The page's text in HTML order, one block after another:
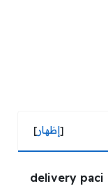
[إظهار]
طريقة استلام البطاقة المدنية الكويت delivery paci